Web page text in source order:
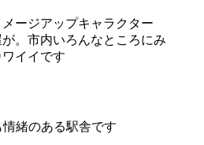
ージアップキャラクター
が。市内いろんなところにみ
イイです
緒のある駅舎です